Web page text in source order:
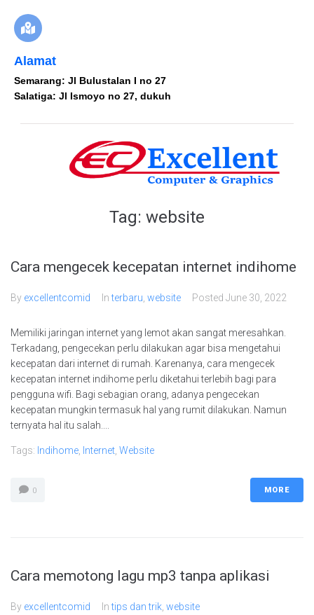
Alamat
Semarang: Jl Bulustalan I no 27
Salatiga: Jl Ismoyo no 27, dukuh
Tag: website
Cara mengecek kecepatan internet indihome
By excellentcomid Interbaru website Posted June 30, 2022
Memiliki jaringan internet yang lemot akan sangat meresahkan.
Terkadang, pengecekan perlu dilakukan agar bisa mengetahui
kecepatan dari internet di rumah. Karenanya, cara mengecek
kecepatan internet indihome perlu diketahui terlebih bagi para
pengguna wifi. Bagi sebagian orang, adanya pengecekan
kecepatan mungkin termasuk hal yang rumit dilakukan. Namun
ternyata hal itu salah....
Tags: Indihome Internet Website
0 MORE
Cara memotong lagu mp3 tanpa aplikasi
By excellentcomid Intips dan trik website